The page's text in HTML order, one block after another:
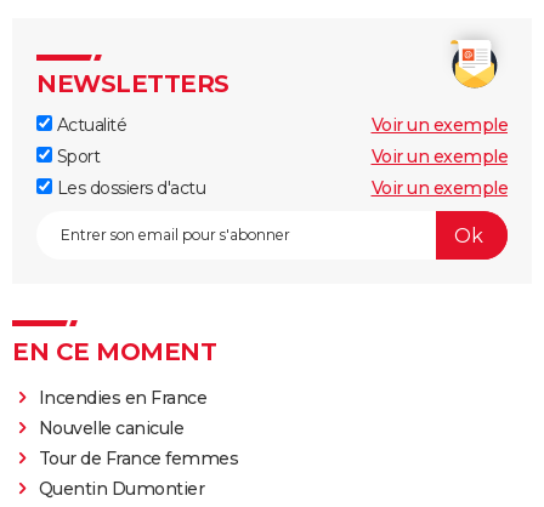
NEWSLETTERS
Actualité
Voir un exemple
Sport
Voir un exemple
Les dossiers d'actu
Voir un exemple
EN CE MOMENT
Incendies en France
Nouvelle canicule
Tour de France femmes
Quentin Dumontier